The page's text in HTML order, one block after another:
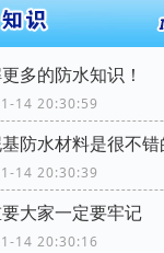
多的防水知识！
14 20:30:59
防水材料是很不
14 20:30:39
大家一定要牢记
14 20:30:16